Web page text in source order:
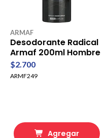
ARMAF
Desodorante Radical
Armaf 200ml Hombre
$2.700
ARMF249
Agregar